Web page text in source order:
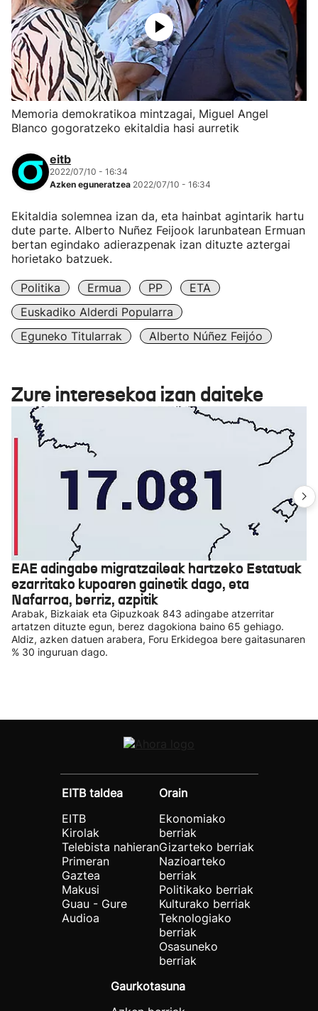
Memoria demokratikoa mintzagai, Miguel Angel
Blanco gogoratzeko ekitaldia hasi aurretik
eitb
2022/07/10 - 16:34
Azken eguneratzea 2022/07/10 - 16:34
Ekitaldia solemnea izan da, eta hainbat agintarik hartu
dute parte. Alberto Nuñez Feijook larunbatean Ermuan
bertan egindako adierazpenak izan dituzte aztergai
horietako batzuek.
Politika Ermua PP
ETA
Euskadiko Alderdi Popularra
Eguneko Titularrak
Alberto Núñez Feijóo
Zure interesekoa izan daiteke
EAE adingabe migratzaileak hartzeko Estatuak
ezarritako kupoaren gainetik dago, eta
Nafarroa, berriz, azpitik
Arabak, Bizkaiak eta Gipuzkoak 843 adingabe atzerritar
artatzen dituzte egun, berez dagokiona baino 65 gehiago.
Aldiz, azken datuen arabera, Foru Erkidegoa bere gaitasunaren
% 30 inguruan dago.
EITB taldea
EITB
Kirolak
Telebista nahieran
Primeran
Gaztea
Makusi
Guau - Gure
Audioa
Orain
Ekonomiako
berriak
Gizarteko berriak
Nazioarteko
berriak
Politikako berriak
Kulturako berriak
Teknologiako
berriak
Osasuneko
berriak
Gaurkotasuna